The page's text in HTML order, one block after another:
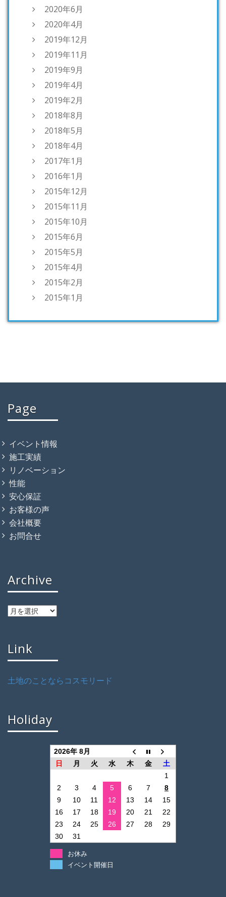
2020年6月
2020年4月
2019年12月
2019年11月
2019年9月
2019年4月
2019年2月
2018年8月
2018年5月
2018年4月
2017年1月
2016年1月
2015年12月
2015年11月
2015年10月
2015年6月
2015年5月
2015年4月
2015年2月
2015年1月
Page
イベント情報
施工実績
リノベーション
性能
安心保証
お客様の声
会社概要
お問合せ
Archive
Link
土地のことならコスモリード
Holiday
2026年 8月
日
月 火 水 木 金
土
1
2
3 4 5 6 7
8
9
10 11 12 13 14
15
16
17 18 19 20 21
22
23
24 25 26 27 28
29
30
31
お休み
イベント開催日